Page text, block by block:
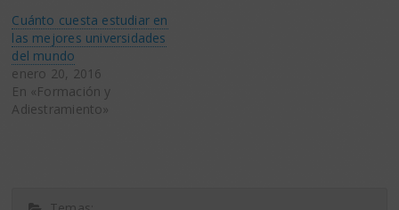
Cuánto cuesta estudiar en
las mejores universidades
del mundo
enero 20, 2016
En «Formación y
Adiestramiento»